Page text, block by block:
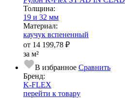
Тол­щи­на:
19 и 32 мм
Ма­­те­­ри­­ал:
каучук вспененный
от 14 199,78 ₽
за м²
В избранное Сравнить
Бренд:
K-FLEX
перейти к товару